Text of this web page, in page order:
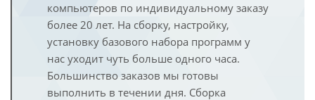
компьютеров по индивидуальному заказу
более 20 лет. На сборку, настройку,
установку базового набора программ у
нас уходит чуть больше одного часа.
Большинство заказов мы готовы
выполнить в течении дня. Сборка